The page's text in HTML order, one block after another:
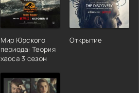
Мир Юрского
периода: Теория
хаоса 3 сезон
Открытие